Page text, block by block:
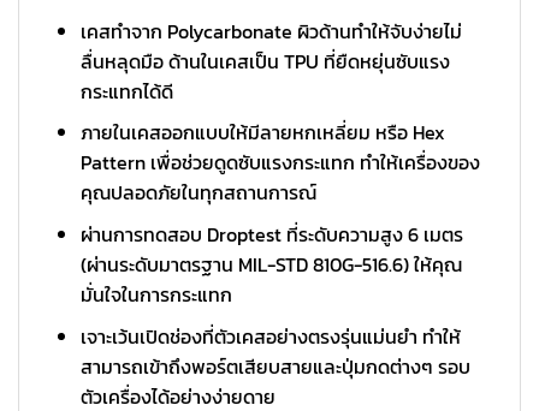
เคสทำจาก Polycarbonate ผิวด้านทำให้จับง่ายไม่
ลื่นหลุดมือ ด้านในเคสเป็น TPU ที่ยืดหยุ่นซับแรง
กระแทกได้ดี
ภายในเคสออกแบบให้มีลายหกเหลี่ยม หรือ Hex
Pattern เพื่อช่วยดูดซับแรงกระแทก ทำให้เครื่องของ
คุณปลอดภัยในทุกสถานการณ์
ผ่านการทดสอบ Droptest ที่ระดับความสูง 6 เมตร
(ผ่านระดับมาตรฐาน MIL-STD 810G-516.6) ให้คุณ
มั่นใจในการกระแทก
เจาะเว้นเปิดช่องที่ตัวเคสอย่างตรงรุ่นแม่นยำ ทำให้
สามารถเข้าถึงพอร์ตเสียบสายและปุ่มกดต่างๆ รอบ
ตัวเครื่องได้อย่างง่ายดาย